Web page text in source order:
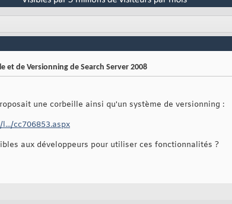
et de Versionning de Search Server 2008
une corbeille ainsi qu'un système de versionning :
cc706853.aspx
aux développeurs pour utiliser ces fonctionnalités ?